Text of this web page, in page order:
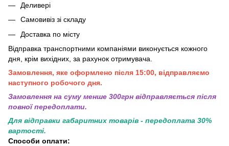
Деливері
Самовивіз зі складу
Доставка по місту
Відправка транспортними компаніями виконується кожного
дня, крім вихідних, за рахунок отримувача.
Замовлення, яке оформлено після 15:00, відправляємо
наступного робочого дня.
Замовлення на суму менше 300грн вiдправляється пiсля
повної передоплати.
Для відправки габаритних товарів - передоплата 30%
вартості.
Способи оплати: